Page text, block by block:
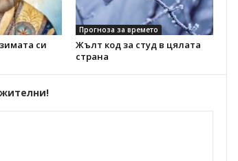
си
Прогноза за времето
Жълт код за студ в цялата
страна